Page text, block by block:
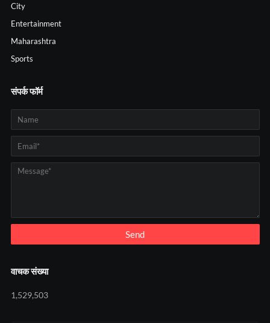
City
Entertainment
Maharashtra
Sports
संपर्क फॉर्म
वाचक संख्या
1,529,503